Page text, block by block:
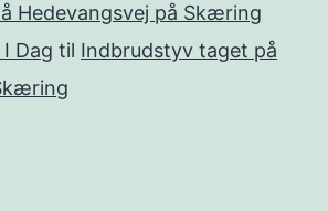
Hedevangsvej på Skæring
Dag til Indbrudstyv taget på